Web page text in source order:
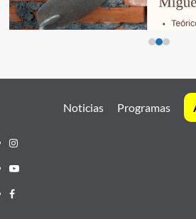
Noticias Programas
Instagram
Youtube
Facebook